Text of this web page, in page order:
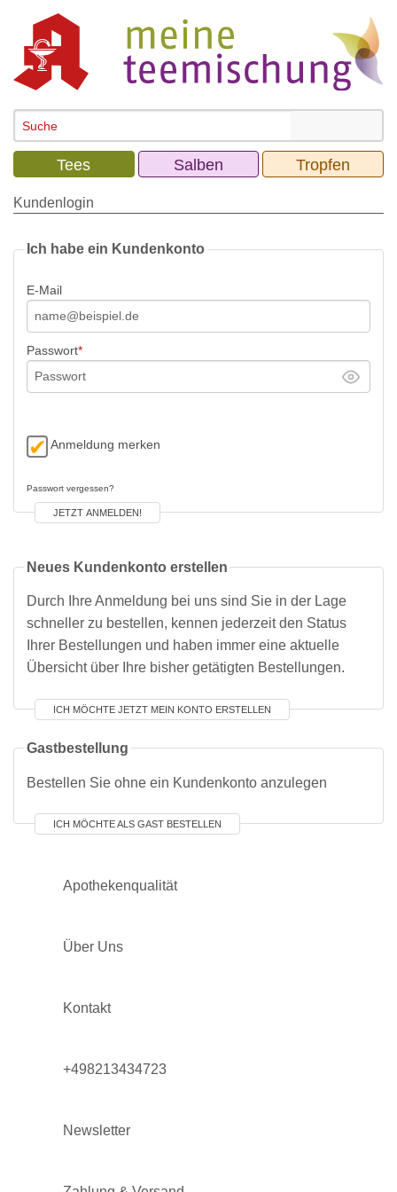
Tees Salben Tropfen
Kundenlogin
Ich habe ein Kundenkonto
E-Mail
Passwort
Anmeldung merken
Passwort vergessen?
JETZT ANMELDEN!
Neues Kundenkonto erstellen
Durch Ihre Anmeldung bei uns sind Sie in der Lage
schneller zu bestellen, kennen jederzeit den Status
Ihrer Bestellungen und haben immer eine aktuelle
Übersicht über Ihre bisher getätigten Bestellungen.
ICH MÖCHTE JETZT MEIN KONTO ERSTELLEN
Gastbestellung
Bestellen Sie ohne ein Kundenkonto anzulegen
ICH MÖCHTE ALS GAST BESTELLEN
Apothekenqualität
Über Uns
Kontakt
+498213434723
Newsletter